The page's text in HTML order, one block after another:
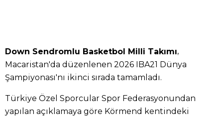
Down Sendromlu Basketbol Milli Takımı,
Macaristan'da düzenlenen 2026 IBA21 Dünya
Şampiyonası'nı ikinci sırada tamamladı.
Türkiye Özel Sporcular Spor Federasyonundan
yapılan açıklamaya göre Körmend kentindeki